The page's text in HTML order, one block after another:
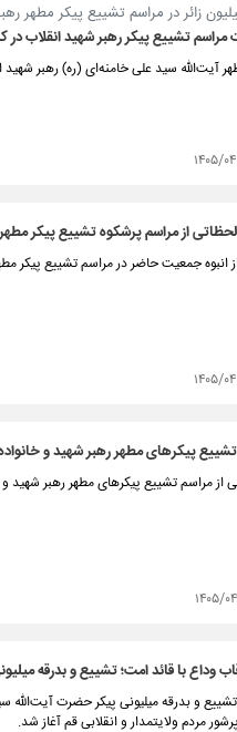
زائر در مراسم تشییع پیکر مطهر
مراسم تشییع پیکر رهبر شهید انقلاب در
آیت‌الله سید علی خامنه‌ای (ره) رهبر
۰۴/۱۷
از مراسم پرشکوه تشییع پیکر
انبوه جمعیت حاضر در مراسم تشییع پیکر
۰۴/۱۷
پیکرهای مطهر رهبر شهید و
از مراسم تشییع پیکرهای مطهر رهبر شهید
۰۴/۱۶
وداع با قائد امت؛ تشییع و بدرقه
مردم ولایتمدار و انقلابی قم آغاز شد.